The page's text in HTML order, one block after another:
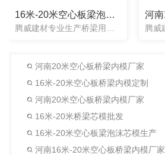
16米-20米空心板梁泡沫芯模生产
河南20米空心板桥梁内模厂家
16米-20米空心板桥梁内模定制
河南20米空心板桥梁内模厂家
16米-20米桥梁芯模批发
16米-20米空心板梁泡沫芯模生产
河南16米-20米空心板桥梁内模厂家